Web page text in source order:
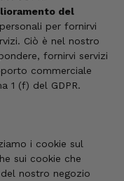
del
per fornirvi
Ciò è nel nostro
fornirvi servizi
commerciale
1 (f) del GDPR.
i cookie sul
sui cookie che
nostro negozio